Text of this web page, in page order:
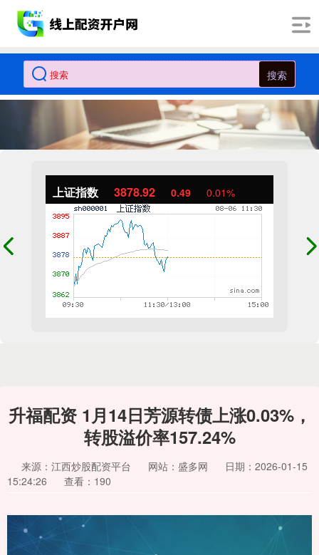
搜索
上证指数 3878.92 0.49 0.01%
升福配资 1月14日芳源转债上涨0.03%，
转股溢价率157.24%
来源：江西炒股配资平台 网站：盛多网
日期：2026-01-15
15:24:26
查看：190